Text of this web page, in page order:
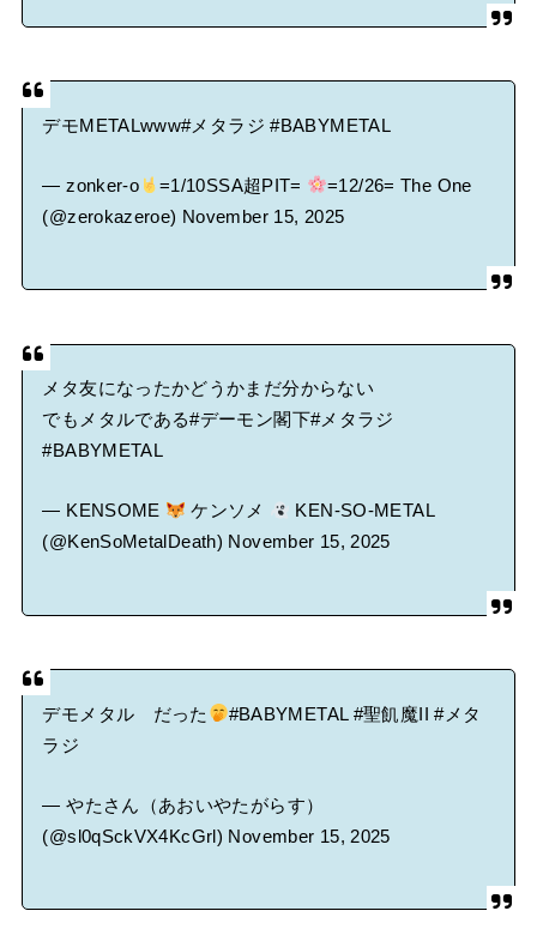
デモMETALwww#メタラジ #BABYMETAL
— zonker-o =1/10SSA超PIT=
=12/26= The One
(@zerokazeroe) November 15, 2025
メタ友になったかどうかまだ分からない
でもメタルである#デーモン閣下#メタラジ
#BABYMETAL
— KENSOME ケンソメ
KEN-SO-METAL
(@KenSoMetalDeath) November 15, 2025
デモメタル だった #BABYMETAL #聖飢魔II
#メタ
ラジ
— やたさん（あおいやたがらす）
(@sl0qSckVX4KcGrl) November 15, 2025